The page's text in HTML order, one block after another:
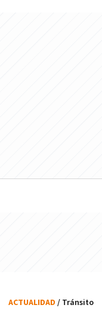
ACTUALIDAD / Tránsito